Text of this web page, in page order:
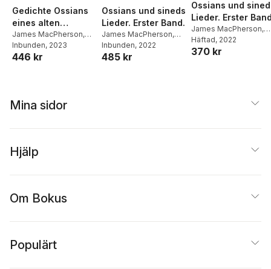
Gedichte Ossians
eines alten
celtischen
Dichters, Zweiter
Band
James MacPherson,
Michael Denis,Ossian
Inbunden, 2023
446 kr
Ossians und sineds
Lieder. Erster Band.
James MacPherson,
Michael Denis,
Blair
Inbunden, 2022
485 kr
Ossians und
Lieder. Erster
James MacPherson,
Michael Denis
Blair
Häftad, 2022
370 kr
Mina sidor
Hjälp
Om Bokus
Populärt